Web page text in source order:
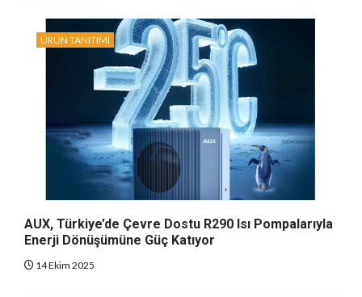
ÜRÜN TANITIMI
AUX, Türkiye’de Çevre Dostu R290 Isı Pompalarıyla
Enerji Dönüşümüne Güç Katıyor
14 Ekim 2025